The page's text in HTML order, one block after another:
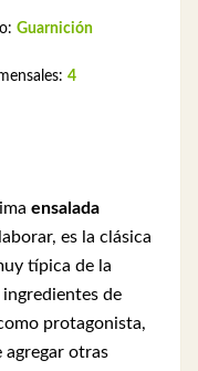
Guarnición
4
ensalada
es la clásica
típica de la
ingredientes de
protagonista,
agregar otras